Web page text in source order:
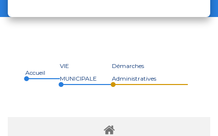
Accueil
VIE
MUNICIPALE
Démarches
Administratives